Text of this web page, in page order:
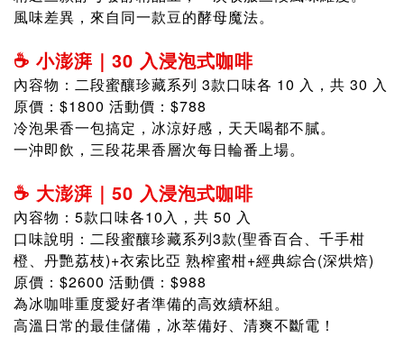
風味差異，來自同一款豆的酵母魔法。
☕ 小澎湃｜30 入浸泡式咖啡
內容物：二段蜜釀珍藏系列 3款口味各 10 入，共 30 入
原價：$1800 活動價：$788
冷泡果香一包搞定，冰涼好感，天天喝都不膩。
一沖即飲，三段花果香層次每日輪番上場。
☕ 大澎湃｜50 入浸泡式咖啡
內容物：5款口味各10入，共 50 入
口味說明：二段蜜釀珍藏系列3款(聖香百合、千手柑
橙、丹艷荔枝)+衣索比亞 熟榨蜜柑+經典綜合(深烘焙)
原價：$2600 活動價：$988
為冰咖啡重度愛好者準備的高效續杯組。
高溫日常的最佳儲備，冰萃備好、清爽不斷電！